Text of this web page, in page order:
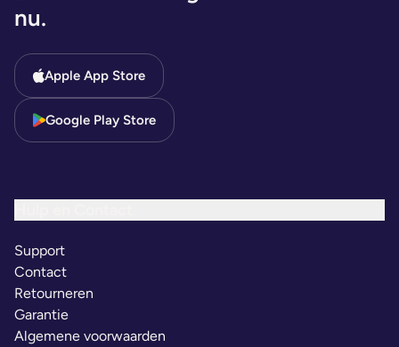
nu.
Apple App Store
Google Play Store
Support
Contact
Retourneren
Garantie
Algemene voorwaarden